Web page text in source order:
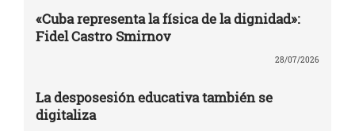
«Cuba representa la física de la dignidad»:
Fidel Castro Smirnov
28/07/2026
La desposesión educativa también se
digitaliza